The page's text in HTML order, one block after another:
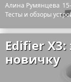
Алина Румянцева
Тесты и обзоры
Edifier
новичку